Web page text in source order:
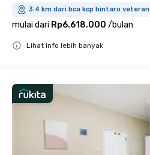
3.4 km dari bca kcp bintaro veteran
mulai dari Rp6.618.000 /bulan
Lihat info lebih banyak